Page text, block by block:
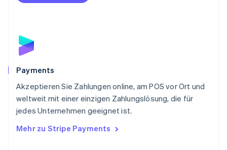
Payments
Akzeptieren Sie Zahlungen online, am POS vor Ort und
weltweit mit einer einzigen Zahlungslösung, die für
jedes Unternehmen geeignet ist.
Mehr zu Stripe Payments
Portugal
Schweden
Schweiz
Singapur
English简体中文
Slowakei
Slowenien